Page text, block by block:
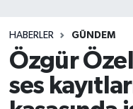
HABERLER GÜNDEM
Özgür
ses
Magazin
Siyaset
Son Dakika
Haber Arşivi